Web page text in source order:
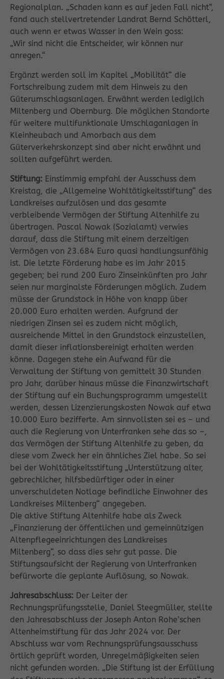
Regionalplan. „Schaden kann es auf jeden Fall nicht“,
fand auch stellvertretender Landrat Bernd Schötterl,
auch wenn er etwas Wasser in den Wein goss:
„Wir sind nicht die Entscheider, wir können nur
anregen.“
Ergänzt werden soll im Kapitel „Mobilität“ die
Fortschreibung zudem mit dem Hinweis zu den
Güterumschlagsanlagen. Erwähnt werden lediglich
Miltenberg und Obernburg. Die möglichen Standorte
für weitere multifunktionale Umschlaganlagen in
Kleinheubach und Amorbach aus dem
Güterverkehrskonzept sind aber nicht erwähnt und
sollten aufgeführt werden.
Stiftung: Einstimmig empfahl der Ausschuss dem
Kreistag, die „Allgemeine Wohltätigkeitsstiftung“ des
Landkreises aufzulösen und das gesamte
verbleibende Vermögen der Stiftung Altenhilfe zu
übertragen. Pascal Nowak (Sozialamt) verwies
darauf, dass die Stiftung mit einem derzeitigen
Vermögen von 23.684 Euro quasi handlungsunfähig
ist. Die letzte Förderung habe es im Jahr 2015
gegeben; bei rund 200 Euro Zinseinkünften pro Jahr
seien nur marginalste Förderungen möglich. Zudem
müsse der Grundstock in Höhe von knapp über
20.000 Euro erhalten werden. Aufgrund der
niedrigen Zinsen sei es zudem nicht möglich,
ausreichende Mittel in den Grundstock einzustellen,
damit dieser inflationsbereinigt erhalten werden
könne. Dagegen stehe ein Aufwand für die
Verwaltung der Stiftung von gemittelt 30 Stunden
pro Jahr, darüber hinaus müsse die Finanzwirtschaft
der Stiftung auf ein Buchungsprogramm umgestellt
werden, dessen Lizenzierungskosten Nowak auf etwa
10.000 Euro bezifferte. Am sinnvollsten sei es – und
auch die Regierung von Unterfranken sehe das so –,
das Vermögen der Stiftung Altenhilfe zu geben, da
diese vom Zweck her ein ähnliches Ziel habe. So sei
bei der Wohltätigkeitsstiftung „Unterstützung alter,
gebrechlicher, hilfsbedürftiger oder in einer
unverschuldeten Notlage befindliche Einwohner des
Landkreises Miltenberg“ angegeben.
Die aktive Stiftung Altenhilfe habe als Zweck
„Finanzierung der öffentlichen und gemeinnützigen
Altenpflegeeinrichtungen des Landkreises
Miltenberg“, so dass dies sehr gut passe. Die
Stiftungsaufsicht der Regierung von Unterfranken
befürworte die geplante Auflösung, so Nowak.
Jahresabschluss: Der Leiter der
Rechnungsprüfungsstelle, Daniel Steegmüller, stellte
den Jahresabschluss der Joseph Anton Rohe’schen
Altenheimstiftung für das Jahr 2024 vor. Der
Abschluss war vom Rechnungsprüfungsausschuss
örtlich geprüft worden, Unregelmäßigkeiten seien
nicht gefunden worden. „Die Stiftung ist der Erfüllung